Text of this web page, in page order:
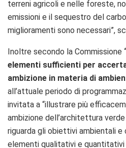
terreni agricoli e nelle foreste,
emissioni e il sequestro del
miglioramenti sono necessari”,
Inoltre secondo la Commissione
elementi sufficienti per
ambizione in materia di
all’attuale periodo di
invitata a “illustrare più
ambizione dell’architettura
riguarda gli obiettivi ambientali
elementi qualitativi e quantitativi